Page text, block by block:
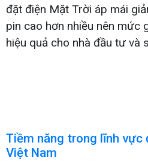
đặt điện Mặt Trời áp mái
pin cao hơn nhiều nên mức
hiệu quả cho nhà đầu tư và
Tiềm năng trong lĩnh vực
Việt Nam